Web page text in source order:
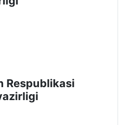
Respublikasi